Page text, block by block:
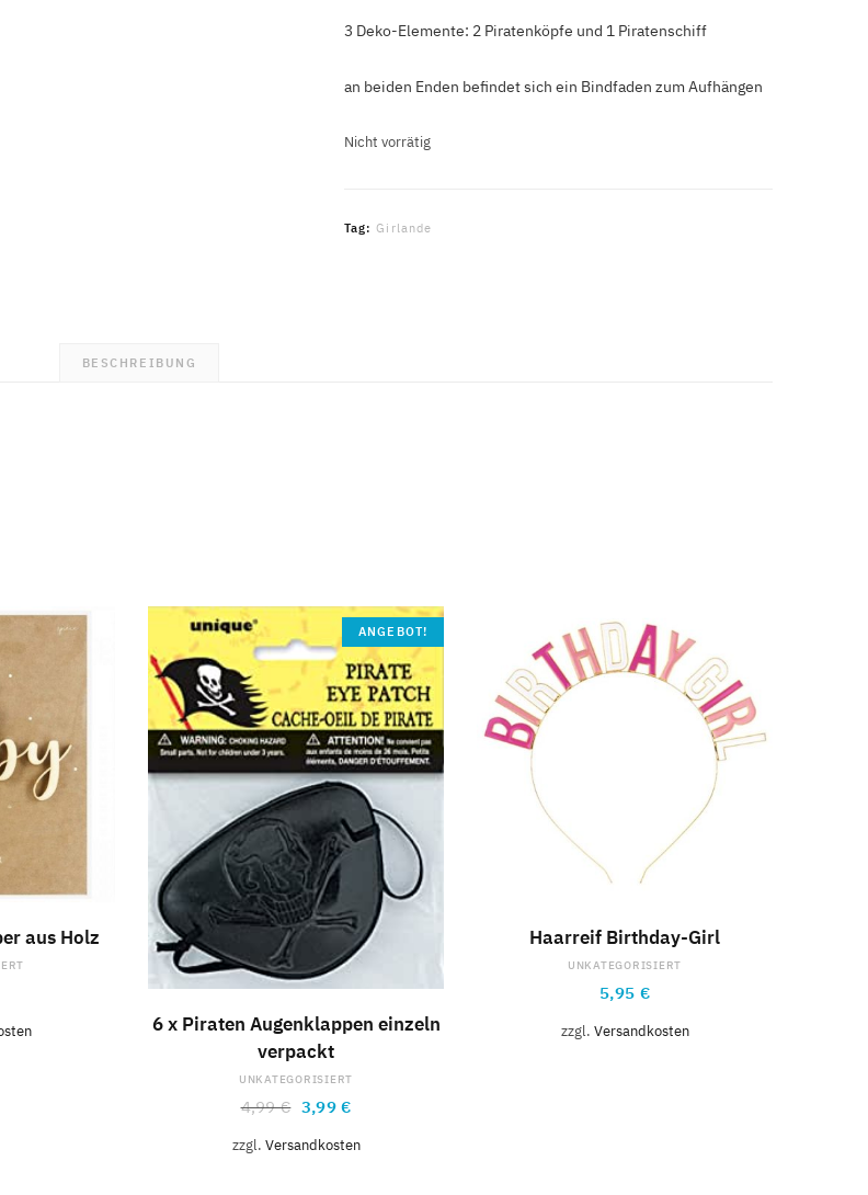
3 Deko-Elemente: 2 Piratenköpfe und 1 Piratenschiff
an beiden Enden befindet sich ein Bindfaden zum Aufhängen
Nicht vorrätig
Tag: Girlande
BESCHREIBUNG
aus Holz
ANGEBOT!
6 x Piraten Augenklappen einzeln
verpackt
UNKATEGORISIERT
4,99€ 3,99€
zzgl. Versandkosten
Haarreif Birthday-Girl
UNKATEGORISIERT
5,95 €
zzgl. Versandkosten